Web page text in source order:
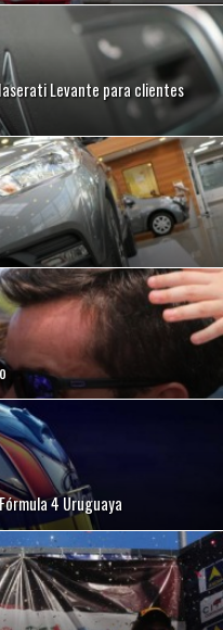
Levante para clientes
4 Uruguaya